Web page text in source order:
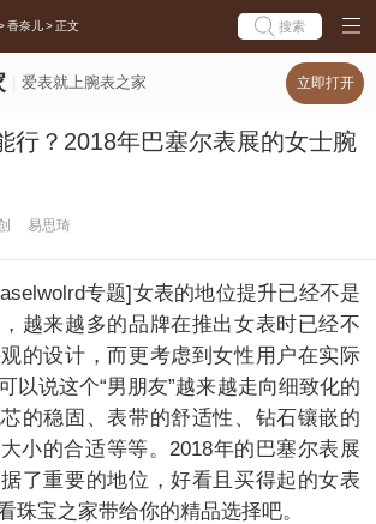
香奈儿 > 正文 搜索
爱表就上腕表之家 立即打开
行？2018年巴塞尔表展的女士腕
易思琦
专题]女表的地位提升已经不是
越来越多的品牌在推出女表时已经不
的设计，而更考虑到女性用户在实际
以说这个“男朋友”越来越走向细致化的
的稳固、表带的舒适性、钻石镶嵌的
小的合适等等。2018年的巴塞尔表展
了重要的地位，好看且买得起的女表
珠宝之家带给你的精品选择吧。